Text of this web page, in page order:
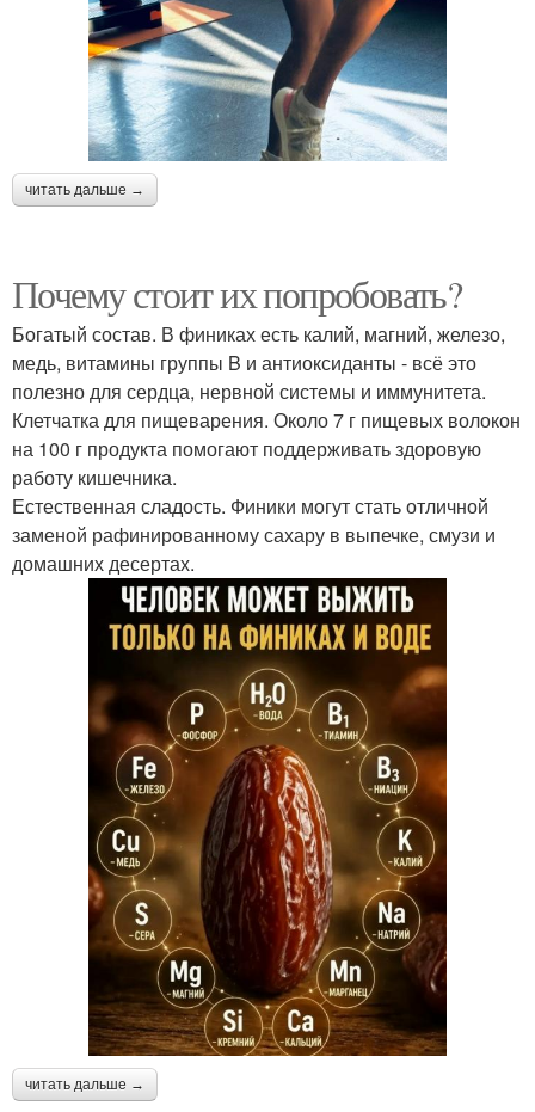
читать дальше →
Почему стоит их попробовать?
Богатый состав. В финиках есть калий, магний, железо,
медь, витамины группы B и антиоксиданты - всё это
полезно для сердца, нервной системы и иммунитета.
Клетчатка для пищеварения. Около 7 г пищевых волокон
на 100 г продукта помогают поддерживать здоровую
работу кишечника.
Естественная сладость. Финики могут стать отличной
заменой рафинированному сахару в выпечке, смузи и
домашних десертах.
читать дальше →